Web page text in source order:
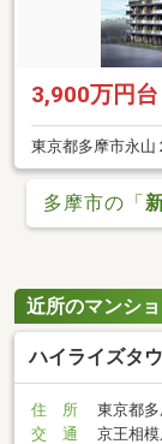
3,900万円
東京都多摩市永山
多摩市の「
近所のマンシ
ハイライズタ
住 所
東京都
交 通
京王相